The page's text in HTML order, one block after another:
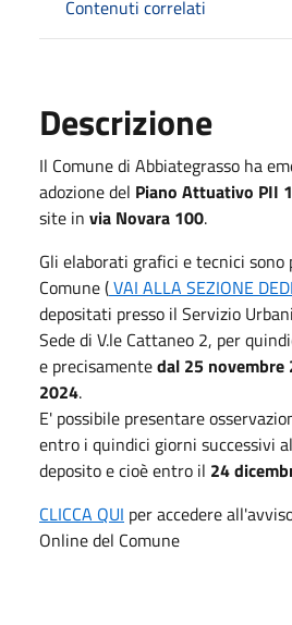
Contenuti correlati
Descrizione
Il Comune di Abbiategrasso ha
adozione del Piano Attuativo PII 1
site in via Novara 100.
Gli elaborati grafici e tecnici
Comune (VAI ALLA SEZIONE
depositati presso il Servizio
Sede di V.le Cattaneo 2, per
e precisamentedal 25 novembre
2024.
E' possibile presentare
entro i quindici giorni successivi
deposito e cioè entro il 24
CLICCA QUI per accedere
Online del Comune